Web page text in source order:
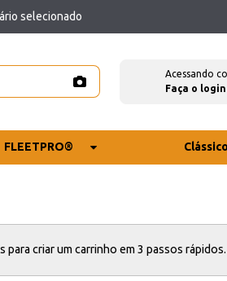
selecionado
Acessando
Faça o login
FLEETPRO®
para criar um carrinho em 3 passos rápidos.